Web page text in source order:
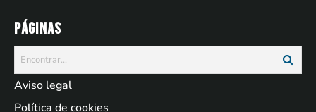
Páginas
Aviso legal
Política de cookies